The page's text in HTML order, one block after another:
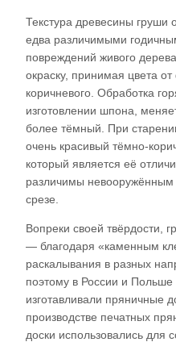
Текстура древесины груши
едва различимыми
повреждений живого
окраску, принимая цвета
коричневого. Обработка
изготовлении шпона,
более тёмный. При
очень красивый тёмно-
который является её
различимы
срезе.
Вопреки своей твёрдости,
— благодаря «каменным
раскалывания в разных
поэтому в России и
изготавливали пряничные
производстве печатных
доски использовались для